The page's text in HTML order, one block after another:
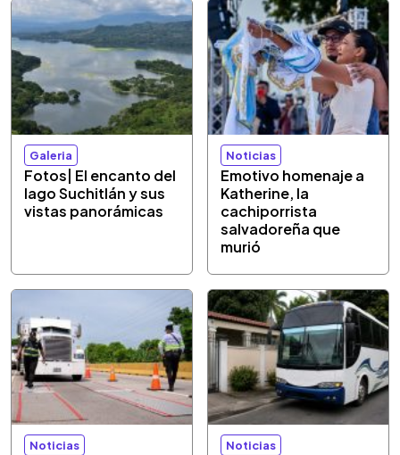
Galeria
Fotos| El encanto del
lago Suchitlán y sus
vistas panorámicas
Noticias
Emotivo homenaje a
Katherine, la
cachiporrista
salvadoreña que
murió
Noticias Noticias